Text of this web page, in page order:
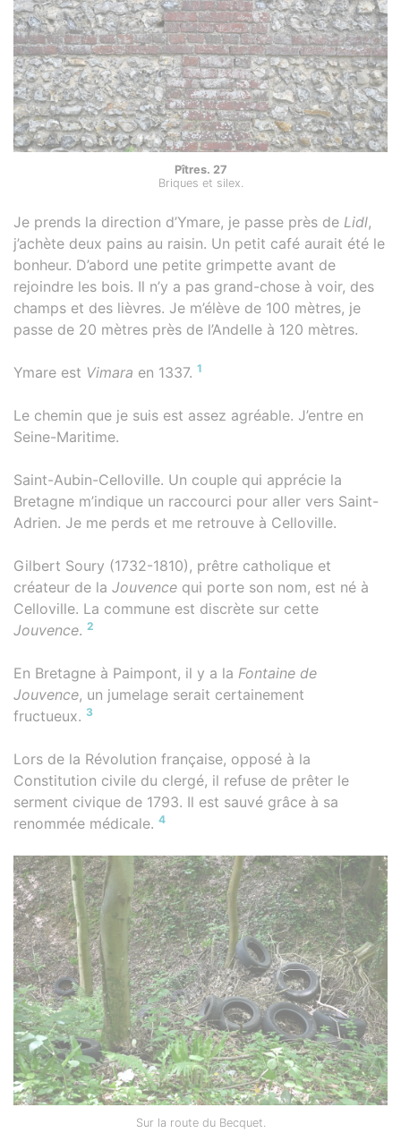
Pîtres. 27
Briques et silex.
Je prends la direction d’Ymare, je passe près de Lidl,
j’achète deux pains au raisin. Un petit café aurait été le
bonheur. D’abord une petite grimpette avant de
rejoindre les bois. Il n’y a pas grand-chose à voir, des
champs et des lièvres. Je m’élève de 100 mètres, je
passe de 20 mètres près de l’Andelle à 120 mètres.
Ymare est Vimara en 1337. 1
Le chemin que je suis est assez agréable. J’entre en
Seine-Maritime.
Saint-Aubin-Celloville. Un couple qui apprécie la
Bretagne m’indique un raccourci pour aller vers Saint-
Adrien. Je me perds et me retrouve à Celloville.
Gilbert Soury (1732-1810), prêtre catholique et
créateur de la Jouvence qui porte son nom, est né à
Celloville. La commune est discrète sur cette
Jouvence. 2
En Bretagne à Paimpont, il y a la Fontaine de
Jouvence, un jumelage serait certainement
fructueux. 3
Lors de la Révolution française, opposé à la
Constitution civile du clergé, il refuse de prêter le
serment civique de 1793. Il est sauvé grâce à sa
renommée médicale. 4
Sur la route du Becquet.